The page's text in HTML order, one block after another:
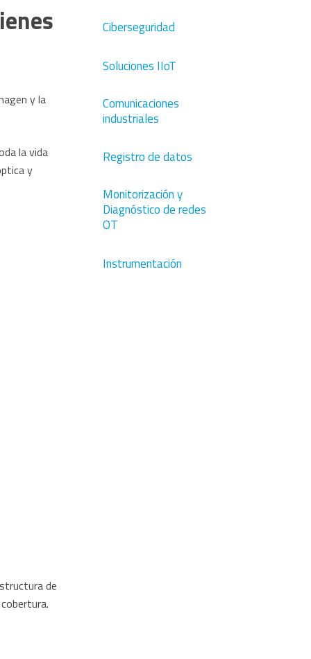
y la
la vida
y
de
Ciberseguridad
Soluciones IIoT
Comunicaciones
industriales
Registro de datos
Monitorización y
Diagnóstico de redes
OT
Instrumentación